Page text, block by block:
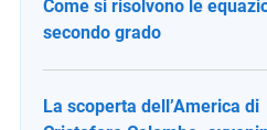
Come si risolvono le
secondo grado
La scoperta dell’America di